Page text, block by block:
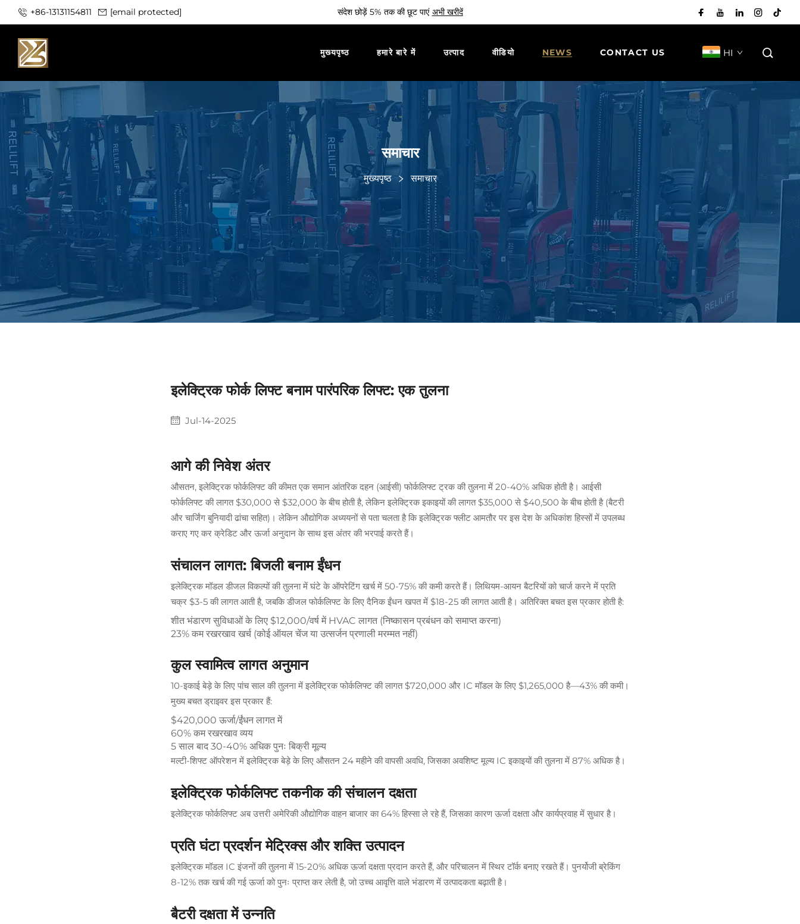
+86-13131154811 [email protected] संदेश छोड़ें 5% तक की छूट पाएं अभी खरीदें
मुख्यपृष्ठ हमारे बारे में उत्पाद वीडियो NEWS CONTACT US HI
समाचार
मुख्यपृष्ठ समाचार
इलेक्ट्रिक फोर्क लिफ्ट बनाम पारंपरिक लिफ्ट: एक तुलना
Jul-14-2025
आगे की निवेश अंतर
औसतन, इलेक्ट्रिक फोर्कलिफ्ट की कीमत एक समान आंतरिक दहन (आईसी) फोर्कलिफ्ट ट्रक की तुलना में 20-40% अधिक होती है। आईसी
फोर्कलिफ्ट की लागत $30,000 से $32,000 के बीच होती है, लेकिन इलेक्ट्रिक इकाइयों की लागत $35,000 से $40,500 के बीच होती है (बैटरी
और चार्जिंग बुनियादी ढांचा सहित)। लेकिन औद्योगिक अध्ययनों से पता चलता है कि इलेक्ट्रिक फ्लीट आमतौर पर इस देश के अधिकांश हिस्सों में उपलब्ध
कराए गए कर क्रेडिट और ऊर्जा अनुदान के साथ इस अंतर की भरपाई करते हैं।
संचालन लागत: बिजली बनाम ईंधन
इलेक्ट्रिक मॉडल डीजल विकल्पों की तुलना में घंटे के ऑपरेटिंग खर्च में 50-75% की कमी करते हैं। लिथियम-आयन बैटरियों को चार्ज करने में प्रति
चक्र $3-5 की लागत आती है, जबकि डीजल फोर्कलिफ्ट के लिए दैनिक ईंधन खपत में $18-25 की लागत आती है। अतिरिक्त बचत इस प्रकार होती है:
शीत भंडारण सुविधाओं के लिए $12,000/वर्ष में HVAC लागत (निष्कासन प्रबंधन को समाप्त करना)
23% कम रखरखाव खर्च (कोई ऑयल चेंज या उत्सर्जन प्रणाली मरम्मत नहीं)
कुल स्वामित्व लागत अनुमान
10-इकाई बेड़े के लिए पांच साल की तुलना में इलेक्ट्रिक फोर्कलिफ्ट की लागत $720,000 और IC मॉडल के लिए $1,265,000 है—43% की कमी।
मुख्य बचत ड्राइवर इस प्रकार हैं:
$420,000 ऊर्जा/ईंधन लागत में
60% कम रखरखाव व्यय
5 साल बाद 30-40% अधिक पुनः बिक्री मूल्य
मल्टी-शिफ्ट ऑपरेशन में इलेक्ट्रिक बेड़े के लिए औसतन 24 महीने की वापसी अवधि, जिसका अवशिष्ट मूल्य IC इकाइयों की तुलना में 87% अधिक है।
इलेक्ट्रिक फोर्कलिफ्ट तकनीक की संचालन दक्षता
इलेक्ट्रिक फोर्कलिफ्ट अब उत्तरी अमेरिकी औद्योगिक वाहन बाजार का 64% हिस्सा ले रहे हैं, जिसका कारण ऊर्जा दक्षता और कार्यप्रवाह में सुधार है।
प्रति घंटा प्रदर्शन मेट्रिक्स और शक्ति उत्पादन
इलेक्ट्रिक मॉडल IC इंजनों की तुलना में 15-20% अधिक ऊर्जा दक्षता प्रदान करते हैं, और परिचालन में स्थिर टॉर्क बनाए रखते हैं। पुनर्योजी ब्रेकिंग
8-12% तक खर्च की गई ऊर्जा को पुनः प्राप्त कर लेती है, जो उच्च आवृत्ति वाले भंडारण में उत्पादकता बढ़ाती है।
बैटरी दक्षता में उन्नति